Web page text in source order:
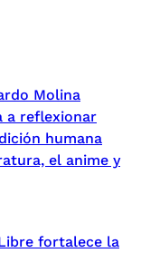
Molina
a reflexionar
humana
el anime y
fortalece la